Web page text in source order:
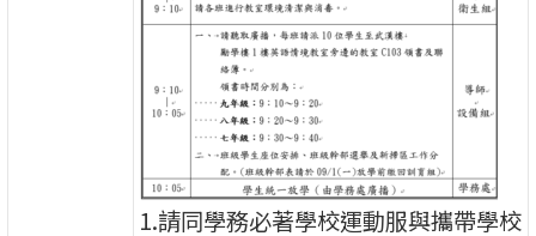
1.請同學務必著學校運動服與攜帶學校